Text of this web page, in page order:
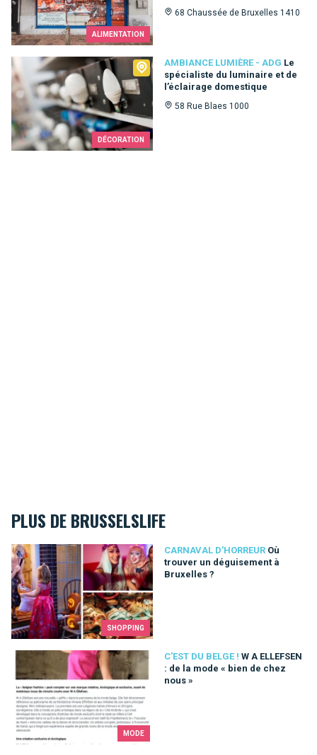
ALIMENTATION
68 Chaussée de Bruxelles 1410
DÉCORATION
AMBIANCE LUMIÈRE - ADG Le
spécialiste du luminaire et de
l’éclairage domestique
58 Rue Blaes 1000
Ambiance Lumière - ADG
PLUS DE BRUSSELSLIFE
SHOPPING
CARNAVAL D'HORREUR Où
trouver un déguisement à
Bruxelles ?
Où trouver un déguisement à Bruxelles ?
MODE
C'EST DU BELGE ! W A ELLEFSEN
: de la mode « bien de chez
nous »
W A ELLEFSEN : de la mode « bien de chez nous »